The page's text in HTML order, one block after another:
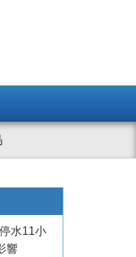
水11小
響